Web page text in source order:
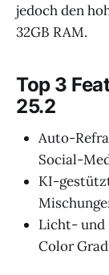
jedoch den
32GB RAM.
Top 3
25.2
Auto-
Social-
KI-
Licht- und
Color